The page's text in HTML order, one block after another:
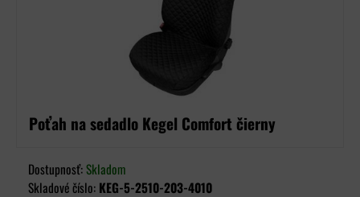
Poťah na sedadlo Kegel Comfort čierny
Dostupnosť:Skladom
Skladové číslo: KEG-5-2510-203-4010